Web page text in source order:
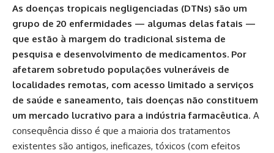
As doenças tropicais negligenciadas (DTNs) são um
grupo de 20 enfermidades — algumas delas fatais —
que estão à margem do tradicional sistema de
pesquisa e desenvolvimento de medicamentos. Por
afetarem sobretudo populações vulneráveis de
localidades remotas, com acesso limitado a serviços
de saúde e saneamento, tais doenças não constituem
um mercado lucrativo para a indústria farmacêutica. A
consequência disso é que a maioria dos tratamentos
existentes são antigos, ineficazes, tóxicos (com efeitos